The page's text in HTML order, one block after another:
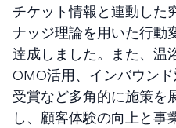
チケット情報と連動した
ナッジ理論を用いた行動
達成しました。また、温
OMO活用、インバウン
受賞など多角的に施策を
し、顧客体験の向上と事